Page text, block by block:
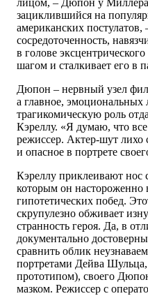
лицом, – Дюпон у Миллера
зациклившийся на
американских постулатов,
сосредоточенность,
в голове
шагом и сталкивает его в
Дюпон – нервный узел
а главное,
трагикомическую роль
Кэреллу. «Я думаю, что
режиссер. Актер-шут лихо
и опасное в портрете
Кэреллу приклеивают нос
которым он настороженно
гипотетических побед.
скрупулезно обживает
странность героя. Да, в
документально
сравнить облик
портретами Дейва
прототипом), своего
мазком. Режиссер с